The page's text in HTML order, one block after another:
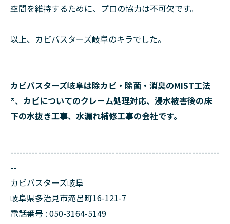
空間を維持するために、プロの協力は不可欠です。
以上、カビバスターズ岐阜のキラでした。
カビバスターズ岐阜は除カビ・除菌・消臭のMIST工法
®、カビについてのクレーム処理対応、浸水被害後の床
下の水抜き工事、水漏れ補修工事の会社です。
--------------------------------------------------------------------
--
カビバスターズ岐阜
岐阜県多治見市滝呂町16-121-7
電話番号 : 050-3164-5149